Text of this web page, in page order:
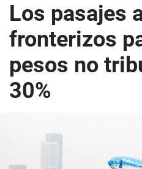
Los pasajes
fronterizos
pesos no
30%